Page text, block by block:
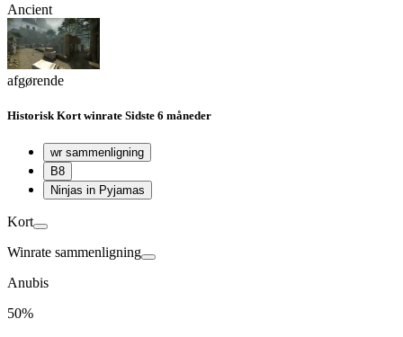
Ancient
afgørende
HistoriskKort winrate Sidste 6 måneder
wr sammenligning
B8
Ninjas in Pyjamas
Kort
Winrate sammenligning
Anubis
50%